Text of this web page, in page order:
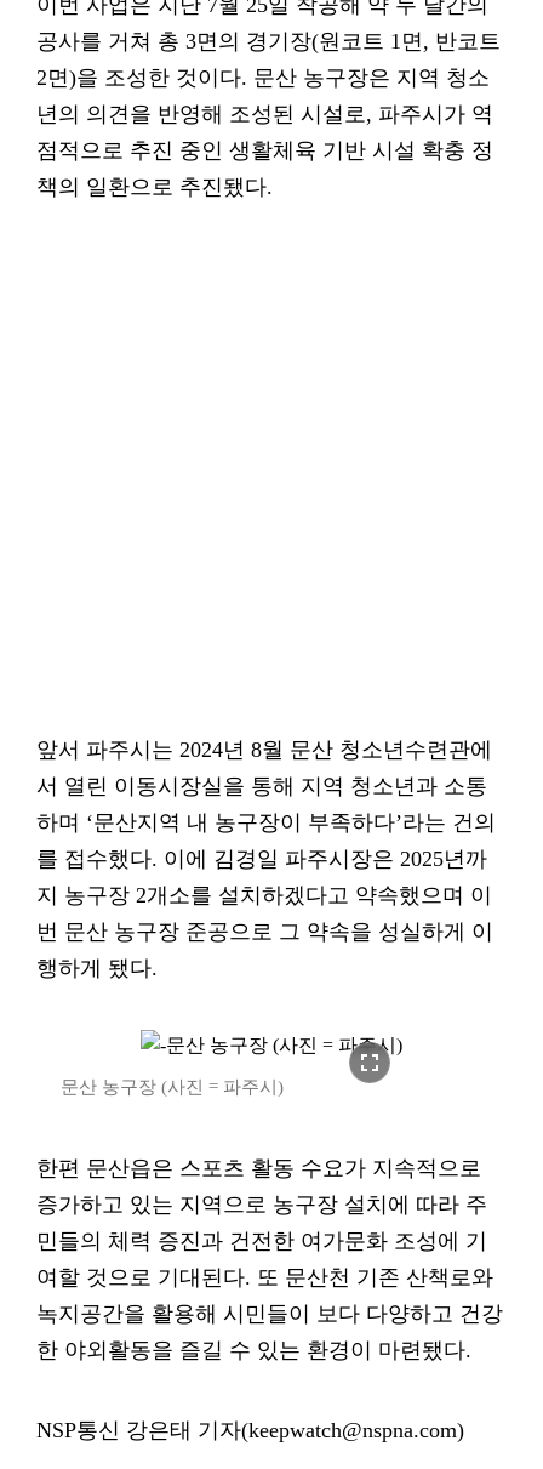
이번 사업은 지난 7월 25일 착공해 약 두 달간의
공사를 거쳐 총 3면의 경기장(원코트 1면, 반코트
2면)을 조성한 것이다. 문산 농구장은 지역 청소
년의 의견을 반영해 조성된 시설로, 파주시가 역
점적으로 추진 중인 생활체육 기반 시설 확충 정
책의 일환으로 추진됐다.
앞서 파주시는 2024년 8월 문산 청소년수련관에
서 열린 이동시장실을 통해 지역 청소년과 소통
하며 ‘문산지역 내 농구장이 부족하다’라는 건의
를 접수했다. 이에 김경일 파주시장은 2025년까
지 농구장 2개소를 설치하겠다고 약속했으며 이
번 문산 농구장 준공으로 그 약속을 성실하게 이
행하게 됐다.
fullscreen
문산 농구장 (사진 = 파주시)
한편 문산읍은 스포츠 활동 수요가 지속적으로
증가하고 있는 지역으로 농구장 설치에 따라 주
민들의 체력 증진과 건전한 여가문화 조성에 기
여할 것으로 기대된다. 또 문산천 기존 산책로와
녹지공간을 활용해 시민들이 보다 다양하고 건강
한 야외활동을 즐길 수 있는 환경이 마련됐다.
NSP통신 강은태 기자(keepwatch@nspna.com)